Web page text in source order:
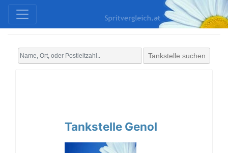
Tankstelle suchen
Tankstelle Genol